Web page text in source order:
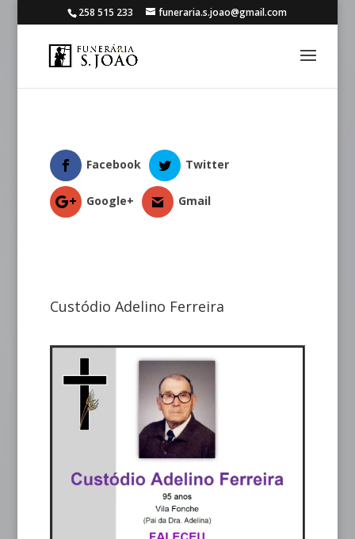
258 515 233 funeraria.s.joao@gmail.com
Facebook Twitter
Google+ Gmail
Custódio Adelino Ferreira